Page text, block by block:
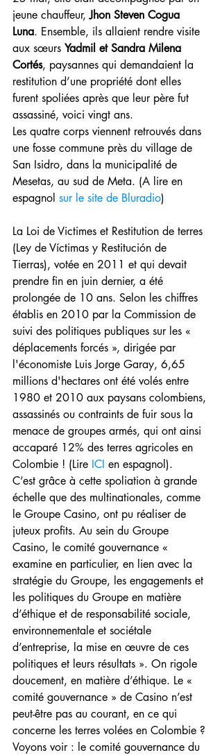
jeune chauffeur, Jhon Steven Cogua
Luna. Ensemble, ils allaient rendre visite
aux sœurs Yadmil et Sandra Milena
Cortés, paysannes qui demandaient la
restitution d’une propriété dont elles
furent spoliées après que leur père fut
assassiné, voici vingt ans.
Les quatre corps viennent retrouvés dans
une fosse commune près du village de
San Isidro, dans la municipalité de
Mesetas, au sud de Meta. (A lire en
espagnol sur le site de Bluradio)
La Loi de Victimes et Restitution de terres
(Ley de Víctimas y Restitución de
Tierras), votée en 2011 et qui devait
prendre fin en juin dernier, a été
prolongée de 10 ans. Selon les chiffres
établis en 2010 par la Commission de
suivi des politiques publiques sur les «
déplacements forcés », dirigée par
l'économiste Luis Jorge Garay, 6,65
millions d'hectares ont été volés entre
1980 et 2010 aux paysans colombiens,
assassinés ou contraints de fuir sous la
menace de groupes armés, qui ont ainsi
accaparé 12% des terres agricoles en
Colombie ! (Lire ICI en espagnol).
C’est grâce à cette spoliation à grande
échelle que des multinationales, comme
le Groupe Casino, ont pu réaliser de
juteux profits. Au sein du Groupe
Casino, le comité gouvernance «
examine en particulier, en lien avec la
stratégie du Groupe, les engagements et
les politiques du Groupe en matière
d’éthique et de responsabilité sociale,
environnementale et sociétale
d’entreprise, la mise en œuvre de ces
politiques et leurs résultats ». On rigole
doucement, en matière d’éthique. Le «
comité gouvernance » de Casino n’est
peut-être pas au courant, en ce qui
concerne les terres volées en Colombie ?
Voyons voir : le comité gouvernance du